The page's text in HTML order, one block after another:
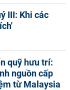
III: Khi các
quỹ hưu trí:
nguồn cấp
từ Malaysia